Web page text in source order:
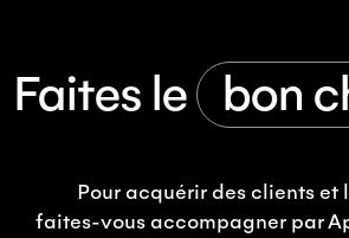
Faites le bon
Pour acquérir des clients et
faites-vous accompagner par